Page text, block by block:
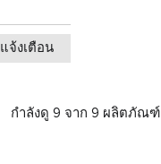
แจ้งเตือน
กำลังดู 9 จาก 9 ผลิตภัณฑ์